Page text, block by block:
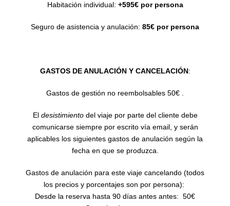
Habitación individual: +595€ por persona
Seguro de asistencia y anulación: 85€ por persona
GASTOS DE ANULACIÓN Y CANCELACIÓN:
Gastos de gestión no reembolsables 50€ .
El desistimientodel viaje por parte del cliente debe
comunicarse siempre por escrito vía email, y serán
aplicables los siguientes gastos de anulación según la
fecha en que se produzca.
Gastos de anulación para este viaje cancelando (todos
los precios y porcentajes son por persona):
Desde la reserva hasta 90 días antes antes: 50€